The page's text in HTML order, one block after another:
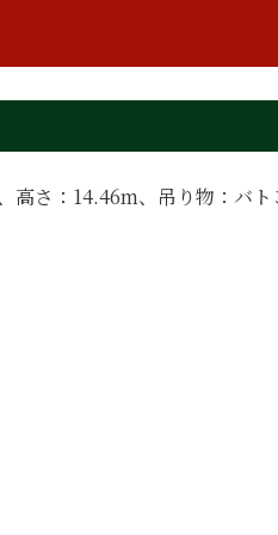
さ：14.46m、吊り物：バト